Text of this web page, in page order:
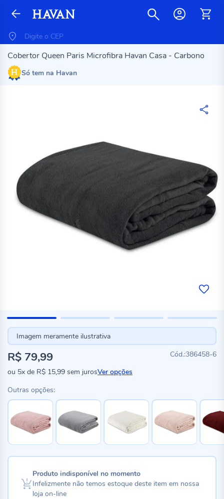
Cobertor Queen Paris Microfibra Havan Casa - Carbono
Só tem na Havan
Imagem meramente ilustrativa
386458-6
R$ 79,99
ou 5x de R$ 15,99 sem jurosVer opções
Outras opções:
Produto indisponível no momento
Infelizmente não temos estoque deste item em nossa
loja on-line